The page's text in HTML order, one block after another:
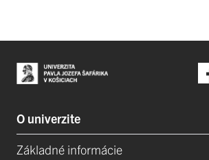
O univerzite
Základné informácie